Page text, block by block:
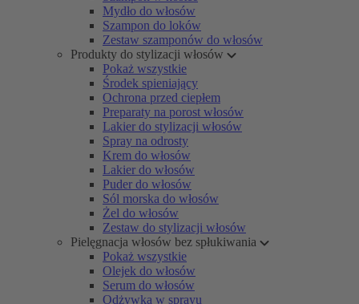
Mydło do włosów
Szampon do loków
Zestaw szamponów do włosów
Produkty do stylizacji włosów
Pokaż wszystkie
Środek spieniający
Ochrona przed ciepłem
Preparaty na porost włosów
Lakier do stylizacji włosów
Spray na odrosty
Krem do włosów
Lakier do włosów
Puder do włosów
Sól morska do włosów
Żel do włosów
Zestaw do stylizacji włosów
Pielęgnacja włosów bez spłukiwania
Pokaż wszystkie
Olejek do włosów
Serum do włosów
Odżywka w sprayu